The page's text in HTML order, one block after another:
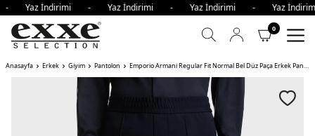
- Yaz İndirimi - Yaz İndirimi - Yaz İndirimi - Yaz
0
Anasayfa Erkek Giyim Pantolon Emporio Armani Regular Fit Normal Bel Düz Paça Erkek Pantolon